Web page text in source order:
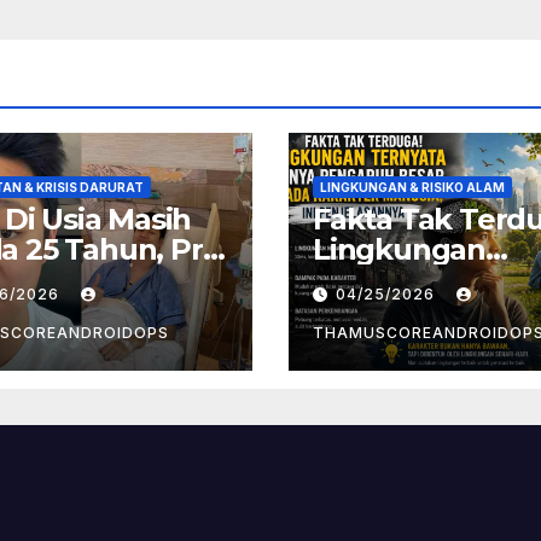
& KRISIS DARURAT
Usia Masih
25 Tahun, Pria
Divonis
Limfoma, Ini
2026
LINGKUNGAN & RISIKO ALAM
Fakta Tak
Lingkungan
Ternyata Punya
Pengaruh
Pada Karakter
Manusia, Ini
04/25/2026